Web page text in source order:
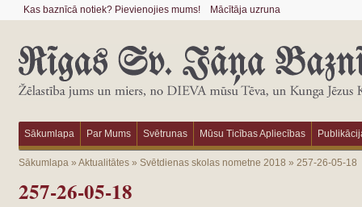
Kas baznīcā notiek? Pievienojies mums! Mācītāja uzruna
Sākumlapa Par Mums Svētrunas Mūsu Ticības Apliecības
Sākumlapa» Aktualitātes» Svētdienas skolas nometne 2018 » 257-26-05-18
257-26-05-18